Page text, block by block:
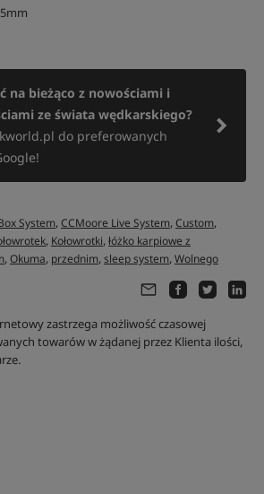
na bieżąco z nowościami i
ze świata wędkarskiego?
do preferowanych
System,CCMoore Live System,Custom,
, Kołowrotki,łóżko karpiowe z
,Okuma, przednim,sleep system,Wolnego
zastrzega możliwość czasowej
towarów w żądanej przez Klienta ilości,